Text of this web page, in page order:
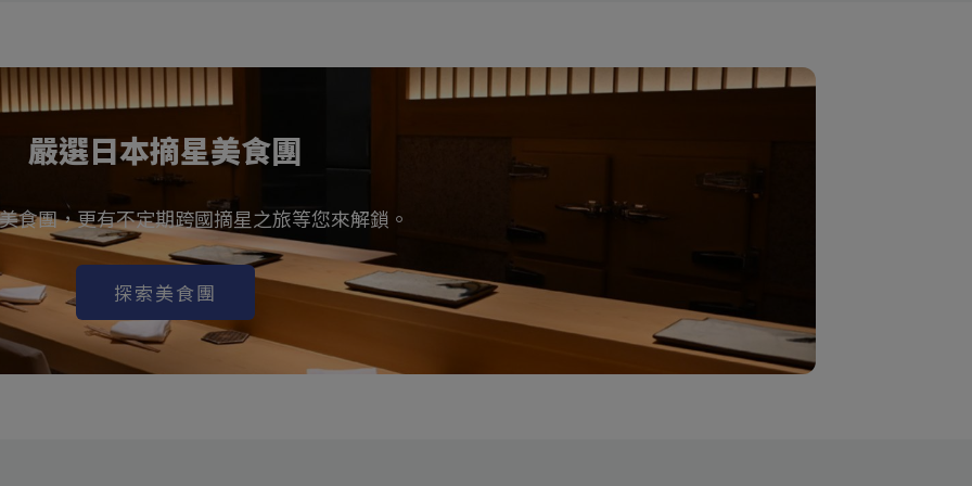
嚴選日本摘星美食團
食團，更有不定期跨國摘星之旅等您來解鎖。
探索美食團